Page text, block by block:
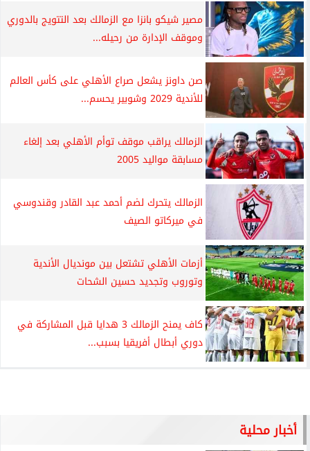
مصير شيكو بانزا مع الزمالك بعد التتويج بالدوري
وموقف الإدارة من رحيله...
صن داونز يشعل صراع الأهلي على كأس العالم
للأندية 2029 وشوبير يحسم...
الزمالك يراقب موقف توأم الأهلي بعد إلغاء
مسابقة مواليد 2005
الزمالك يتحرك لضم أحمد عبد القادر وقندوسي
في ميركاتو الصيف
أزمات الأهلي تشتعل بين مونديال الأندية
وتوروب وتجديد حسين الشحات
كاف يمنح الزمالك 3 هدايا قبل المشاركة في
دوري أبطال أفريقيا بسبب...
أخبار محلية